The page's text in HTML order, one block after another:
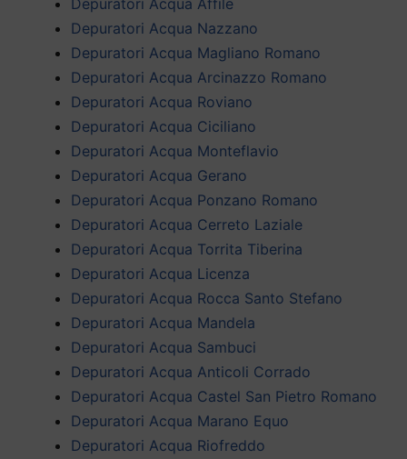
Depuratori Acqua Nazzano
Depuratori Acqua Magliano Romano
Depuratori Acqua Arcinazzo Romano
Depuratori Acqua Roviano
Depuratori Acqua Ciciliano
Depuratori Acqua Monteflavio
Depuratori Acqua Gerano
Depuratori Acqua Ponzano Romano
Depuratori Acqua Cerreto Laziale
Depuratori Acqua Torrita Tiberina
Depuratori Acqua Licenza
Depuratori Acqua Rocca Santo Stefano
Depuratori Acqua Mandela
Depuratori Acqua Sambuci
Depuratori Acqua Anticoli Corrado
Depuratori Acqua Castel San Pietro Romano
Depuratori Acqua Marano Equo
Depuratori Acqua Riofreddo